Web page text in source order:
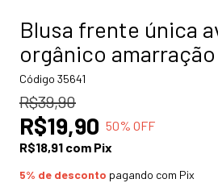
Blusa frente única
orgânico amarração
Código 35641
R$39,90
R$19,90 50% OFF
R$18,91 com Pix
5% de desconto pagando com Pix